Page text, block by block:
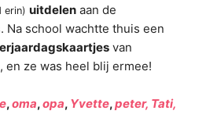
erin) uitdelen aan de
school wachtte thuis een
van
en ze was heel blij ermee!
,oma,opa, Yvette,peter, Tati,